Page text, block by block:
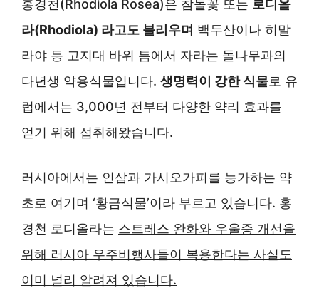
홍경천(Rhodiola Rosea)은 참돌꽃 또는 로디올
라(Rhodiola) 라고도 불리우며 백두산이나 히말
라야 등 고지대 바위 틈에서 자라는 돌나무과의
다년생 약용식물입니다. 생명력이 강한 식물로 유
럽에서는 3,000년 전부터 다양한 약리 효과를
얻기 위해 섭취해왔습니다.
러시아에서는 인삼과 가시오가피를 능가하는 약
초로 여기며 ‘황금식물’이라 부르고 있습니다. 홍
경천 로디올라는 스트레스 완화와 우울증 개선을
위해 러시아 우주비행사들이 복용한다는 사실도
이미 널리 알려져 있습니다.